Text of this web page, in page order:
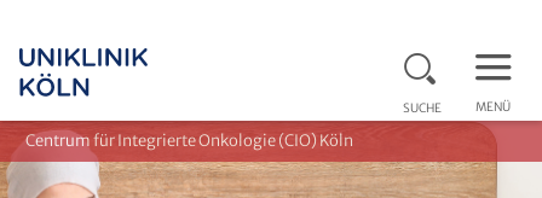
SUCHE MENÜ
Centrum für Integrierte Onkologie (CIO) Köln